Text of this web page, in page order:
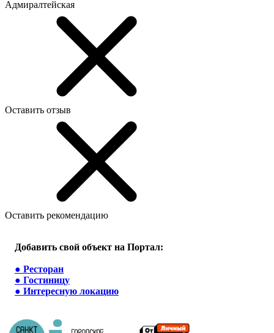
Адмиралтейская
Оставить отзыв
Оставить рекомендацию
Добавить свой объект на Портал:
● Ресторан
● Гостиницу
● Интересную локацию